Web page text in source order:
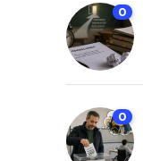
0
0